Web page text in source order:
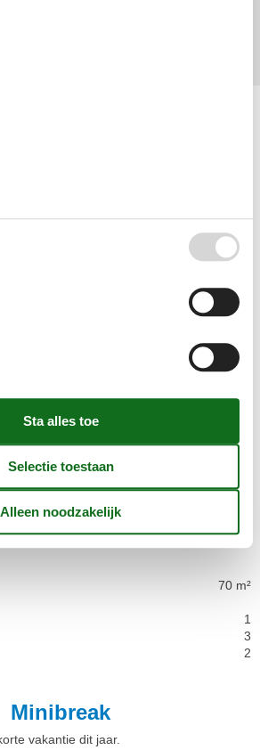
70 m²
1
3
2
Minibreak
vakantie dit jaar.